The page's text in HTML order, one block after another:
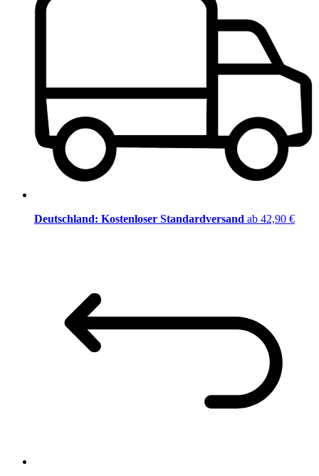
Deutschland: Kostenloser Standardversand ab 42,90 €